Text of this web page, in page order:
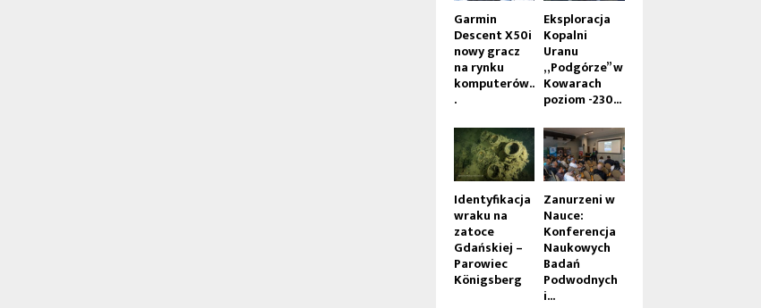
Garmin
Descent X50i
nowy gracz
na rynku
komputerów..
.
Eksploracja
Kopalni
Uranu
„Podgórze” w
Kowarach
poziom -230...
Identyfikacja
wraku na
zatoce
Gdańskiej –
Parowiec
Königsberg
Zanurzeni w
Nauce:
Konferencja
Naukowych
Badań
Podwodnych
i...